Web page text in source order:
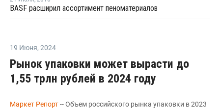
BASF расширил ассортимент пеноматериалов
19 Июня, 2024
Рынок упаковки может вырасти до
1,55 трлн рублей в 2024 году
Маркет Репорт-- Объем российского рынка упаковки в 2023